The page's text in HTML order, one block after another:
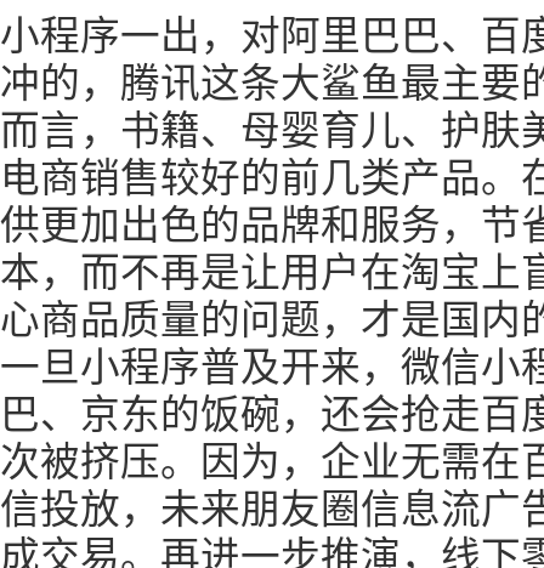
小程序一出，对阿里巴巴、百
冲的，腾讯这条大鲨鱼最主要
而言，书籍、母婴育儿、护肤
电商销售较好的前几类产品。
供更加出色的品牌和服务，节
本，而不再是让用户在淘宝上
心商品质量的问题，才是国内
一旦小程序普及开来，微信小
巴、京东的饭碗，还会抢走百
次被挤压。因为，企业无需在
信投放，未来朋友圈信息流广
成交易。再进一步推演，线下